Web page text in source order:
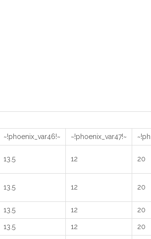
~!phoenix_var46!~ ~!phoenix_var47!~
13.5 12 20
13.5 12 20
13.5 12 20
13.5 12 20